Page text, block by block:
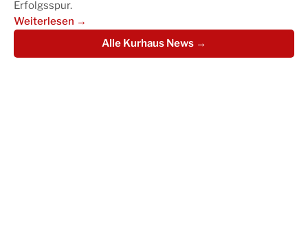
Erfolgsspur.
Weiterlesen →
Alle Kurhaus News →